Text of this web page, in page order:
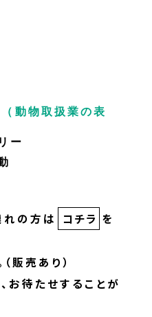
（動物取扱業の表
ー
の方は コチラ を
販売あり）
お待たせすることが